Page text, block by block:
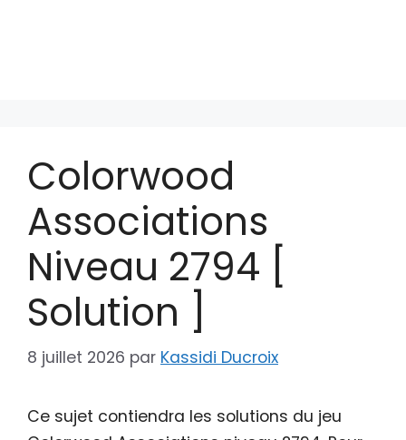
Colorwood
Associations
Niveau 2794 [
Solution ]
8 juillet 2026 par Kassidi Ducroix
Ce sujet contiendra les solutions du jeu